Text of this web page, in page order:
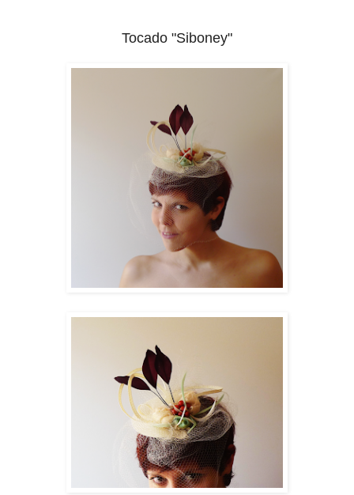
Tocado "Siboney"